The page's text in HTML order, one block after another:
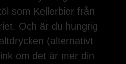
som Kellerbier från
Och är du hungrig
(alternativt
om det är mer din